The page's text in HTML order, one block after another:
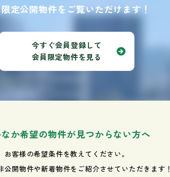
定公開物件をご覧いただけます！
今すぐ会員登録して
会員限定物件を見る
か希望の物件が見つからない方へ
お客様の希望条件を教えてください。
公開物件や新着物件を ご紹介させていただきます！